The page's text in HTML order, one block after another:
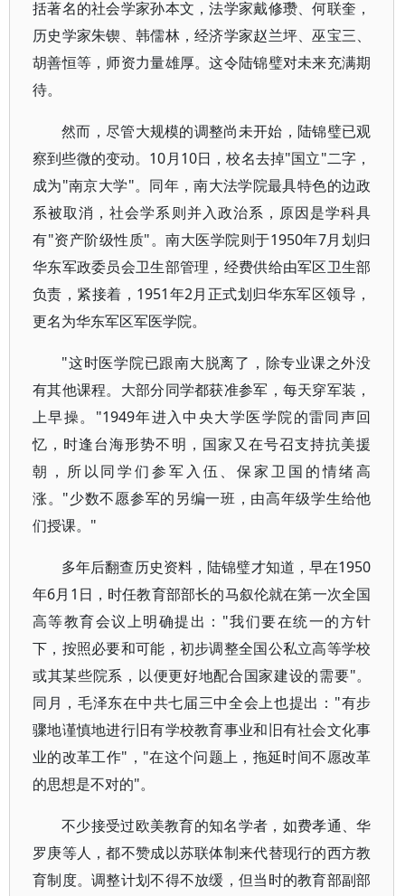
括著名的社会学家孙本文，法学家戴修瓒、何联奎，
历史学家朱锲、韩儒林，经济学家赵兰坪、巫宝三、
胡善恒等，师资力量雄厚。这令陆锦璧对未来充满期
待。
然而，尽管大规模的调整尚未开始，陆锦璧已观
察到些微的变动。10月10日，校名去掉"国立"二字，
成为"南京大学"。同年，南大法学院最具特色的边政
系被取消，社会学系则并入政治系，原因是学科具
有"资产阶级性质"。南大医学院则于1950年7月划归
华东军政委员会卫生部管理，经费供给由军区卫生部
负责，紧接着，1951年2月正式划归华东军区领导，
更名为华东军区军医学院。
"这时医学院已跟南大脱离了，除专业课之外没
有其他课程。大部分同学都获准参军，每天穿军装，
上早操。"1949年进入中央大学医学院的雷同声回
忆，时逢台海形势不明，国家又在号召支持抗美援
朝，所以同学们参军入伍、保家卫国的情绪高
涨。"少数不愿参军的另编一班，由高年级学生给他
们授课。"
多年后翻查历史资料，陆锦璧才知道，早在1950
年6月1日，时任教育部部长的马叙伦就在第一次全国
高等教育会议上明确提出："我们要在统一的方针
下，按照必要和可能，初步调整全国公私立高等学校
或其某些院系，以便更好地配合国家建设的需要"。
同月，毛泽东在中共七届三中全会上也提出："有步
骤地谨慎地进行旧有学校教育事业和旧有社会文化事
业的改革工作"，"在这个问题上，拖延时间不愿改革
的思想是不对的"。
不少接受过欧美教育的知名学者，如费孝通、华
罗庚等人，都不赞成以苏联体制来代替现行的西方教
育制度。调整计划不得不放缓，但当时的教育部副部